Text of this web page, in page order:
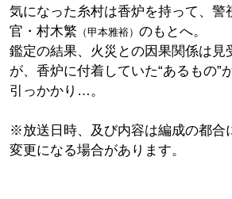
気になった糸村は香炉を持って、警
官・村木繁 （甲本雅裕） のもとへ。
鑑定の結果、火災との因果関係は見
が、香炉に付着していた“あるもの”
引っかかり…。
※放送日時、及び内容は編成の都合
変更になる場合があります。